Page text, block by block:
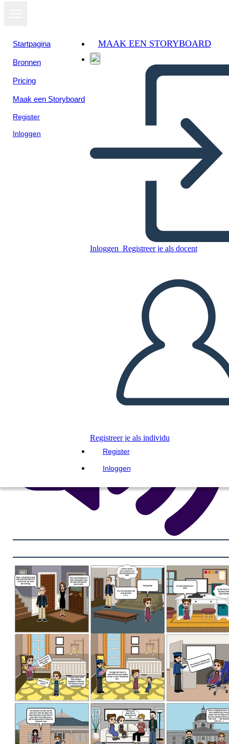
Startpagina
Bronnen
Pricing
Maak een Storyboard
Register
Inloggen
MAAK EEN STORYBOARD
Inloggen Registreer je als docent
Registreer je als individu
Register
Inloggen
MAAK EEN STORYBOARD
DIAVOORSTELLING AFSPELEN
LEES MIJ VOOR
Bekijk als
diavoorstelling